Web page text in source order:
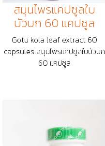
สมุนไพรแคปซูลใบ
บัวบก 60 แคปซูล
Gotu kola leaf extract 60
capsules สมุนไพรแคปซูลใบบัวบก
60 แคปซูล